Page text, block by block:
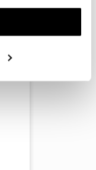
seus interesses
Pode gerir a